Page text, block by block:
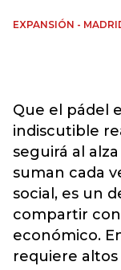
EXPANSIÓN -
Que el pádel
indiscutible
seguirá al
suman cada
social, es un
compartir con
económico.
requiere